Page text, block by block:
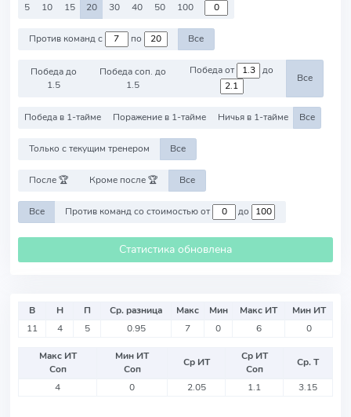
5 10 15 20 30 40 50 100
Против команд с по Все
Победа до
1.5
Победа соп. до
1.5
Победа от до
Все
Победа в 1-тайме Поражение в 1-тайме Ничья в 1-тайме Все
Только с текущим тренером Все
После 🏆 Кроме после 🏆 Все
Все Против команд со стоимостью от до
Статистика обновлена
В Н П Ср. разница Макс Мин Макс ИТ
Мин ИТ
11
4 5 0.95 7 0 6 0
Макс ИТ
Соп
Мин ИТ
Соп
Ср ИТ
Ср ИТ
Соп
Ср. Т
4
0 2.05 1.1 3.15